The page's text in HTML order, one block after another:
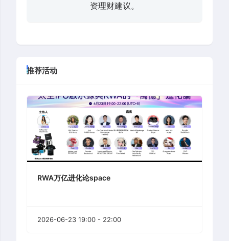
资理财建议。
推荐活动
RWA万亿进化论space
2026-06-23 19:00 - 22:00